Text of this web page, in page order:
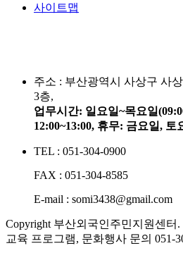
사이트맵
주소 : 부산광역시 사상구 사
3층,
업무시간: 일요일~목요일
12:00~13:00, 휴무: 금요일, 토
TEL : 051-304-0900
FAX : 051-304-8585
E-mail : somi3438@gmail.com
Copyright 부산외국인주민지원센터.
교육 프로그램, 문화행사 문의 051-